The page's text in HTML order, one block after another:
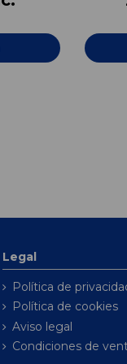
Legal
Política de
Política de cookies
Aviso legal
Condiciones de